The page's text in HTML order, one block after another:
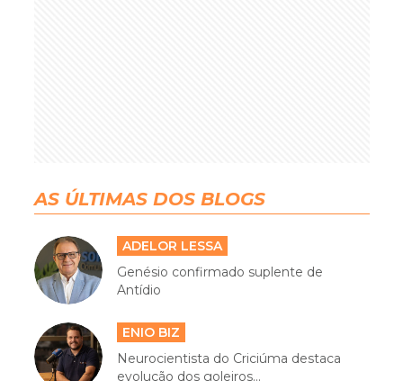
AS ÚLTIMAS DOS BLOGS
ADELOR LESSA
Genésio confirmado suplente de
Antídio
ENIO BIZ
Neurocientista do Criciúma destaca
evolução dos goleiros...